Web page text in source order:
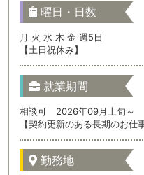
曜日・日数
月 火 水 木 金 週5日
【土日祝休み】
就業期間
相談可 2026年09月上旬～
【契約更新のある長期のお仕
勤務地